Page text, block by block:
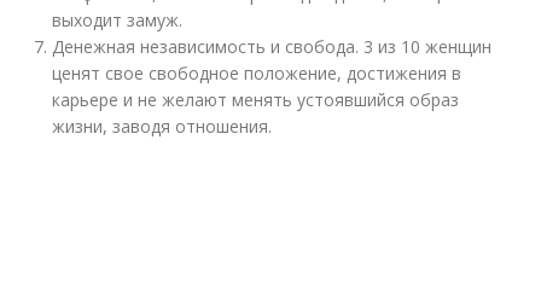
выходит замуж.
Денежная независимость и свобода. 3 из 10 женщин
ценят свое свободное положение, достижения в
карьере и не желают менять устоявшийся образ
жизни, заводя отношения.